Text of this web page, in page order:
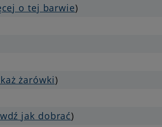
o tej barwie)
żarówki)
jak dobrać)